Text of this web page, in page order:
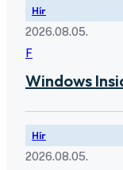
Hír
2026.08.05.
F
Windows
Hír
2026.08.05.